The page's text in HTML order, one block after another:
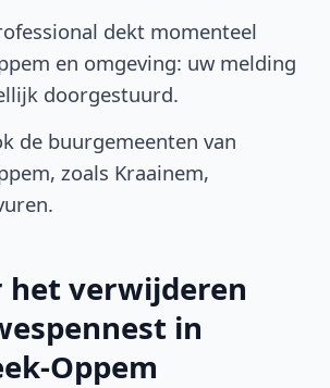
dekt momenteel
en omgeving: uw melding
doorgestuurd.
de buurgemeenten van
zoals Kraainem,
het verwijderen
in
Oppem